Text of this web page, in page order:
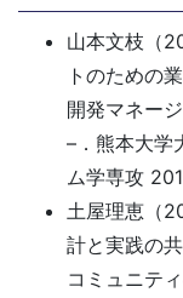
山本文枝（
トのための
開発マネー
–．熊本大学
ム学専攻
土屋理恵（
計と実践の
コミュニテ